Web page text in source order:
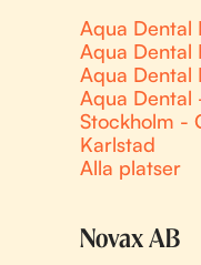
Aqua Dental
Aqua Dental
Aqua Dental
Aqua Dental
Stockholm -
Karlstad
Alla platser
Novax AB